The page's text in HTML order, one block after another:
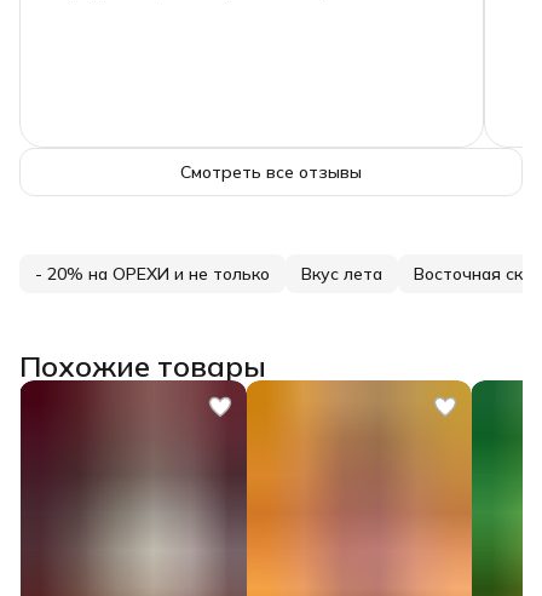
Смотреть все отзывы
- 20% на ОРЕХИ и не только Вкус лета Восточная
Похожие товары